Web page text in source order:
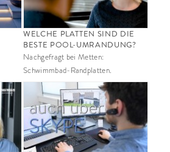
WELCHE PLATTEN SIND DIE
BESTE POOL-UMRANDUNG?
Nachgefragt bei Metten:
Schwimmbad-Randplatten.